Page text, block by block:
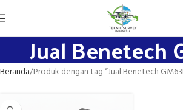
Jual Benetech
Beranda Produk dengan tag “Jual Benetech